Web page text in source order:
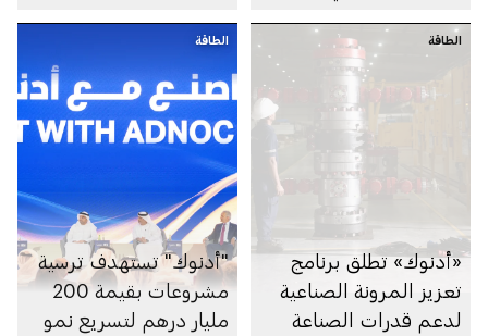
الشيف في أبوظبي
الطاقة
«أدنوك» تطلق برنامج
تعزيز المرونة الصناعية
لدعم قدرات الصناعة
الطاقة
"أدنوك" تستهدف ترسية
مشروعات بقيمة 200
مليار درهم لتسريع نمو